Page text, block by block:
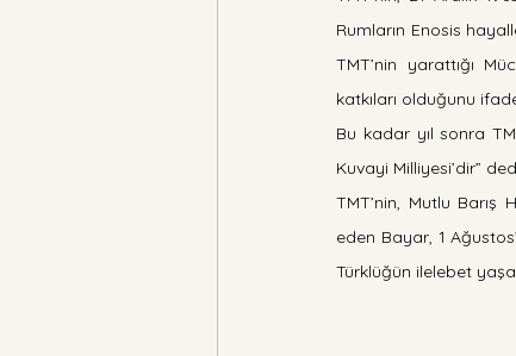
Rumların Enosis
TMT’nin yarattığı
katkıları olduğunu
Bu kadar yıl sonra
Kuvayi Milliyesi’dir”
TMT’nin, Mutlu Barış
eden Bayar, 1
Türklüğün ilelebet